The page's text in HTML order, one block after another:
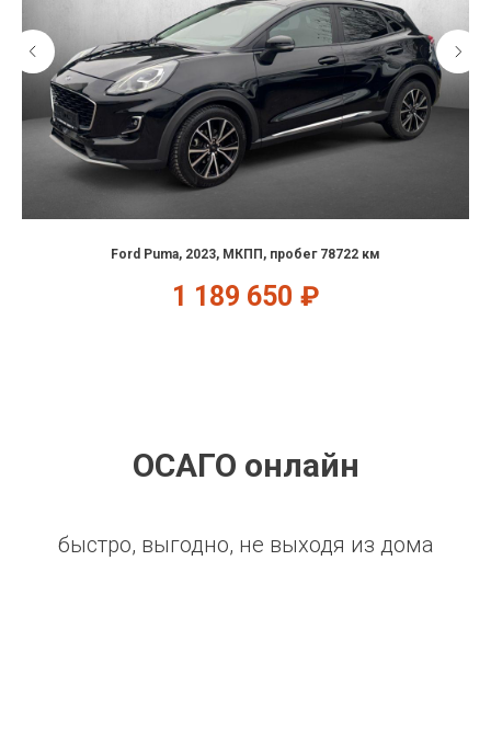
Ford Puma, 2023, МКПП, пробег 78722 км
1 189 650 ₽
ОСАГО онлайн
быстро, выгодно, не выходя из дома